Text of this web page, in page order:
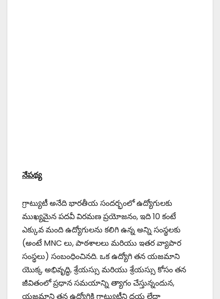
నేపథ్య
గ్రాట్యుటీ అనేది భారతీయ సందర్భంలో ఉద్యోగులకు
ముఖ్యమైన పదవీ విరమణ ప్రయోజనం, ఇది 10 కంటే
ఎక్కువ మంది ఉద్యోగులను కలిగి ఉన్న అన్ని సంస్థలకు
(అంటే MNC లు, పాఠశాలలు మరియు ఇతర వ్యాపార
సంస్థలు) సంబంధించినది. ఒక ఉద్యోగి తన యజమాని
యొక్క అభివృద్ధి, శ్రేయస్సు మరియు శ్రేయస్సు కోసం తన
జీవితంలో ప్రధాన సమయాన్ని త్యాగం చేస్తున్నందున,
యజమాని తన ఉద్యోగికి గ్రాట్యుటీని దయ లేదా